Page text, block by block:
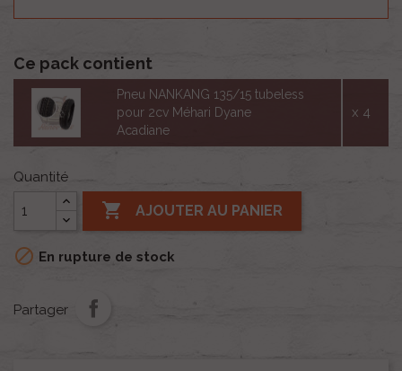
Ce pack contient
Pneu NANKANG 135/15 tubeless
pour 2cv Méhari Dyane
Acadiane
x 4
Quantité
 AJOUTER AU PANIER
 En rupture de stock
Partager